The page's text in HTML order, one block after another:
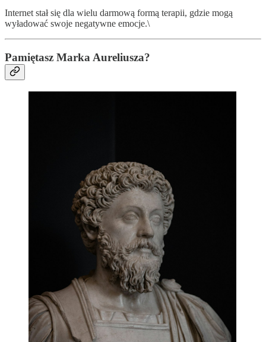
Internet stał się dla wielu darmową formą terapii, gdzie mogą
wyładować swoje negatywne emocje.\
Pamiętasz Marka Aureliusza?